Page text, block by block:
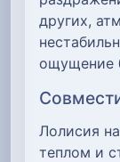
других,
ощущение
Лолисия
теплом и